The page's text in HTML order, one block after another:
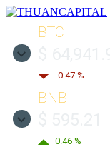
BTC
-0.47 %
BNB
0.46 %